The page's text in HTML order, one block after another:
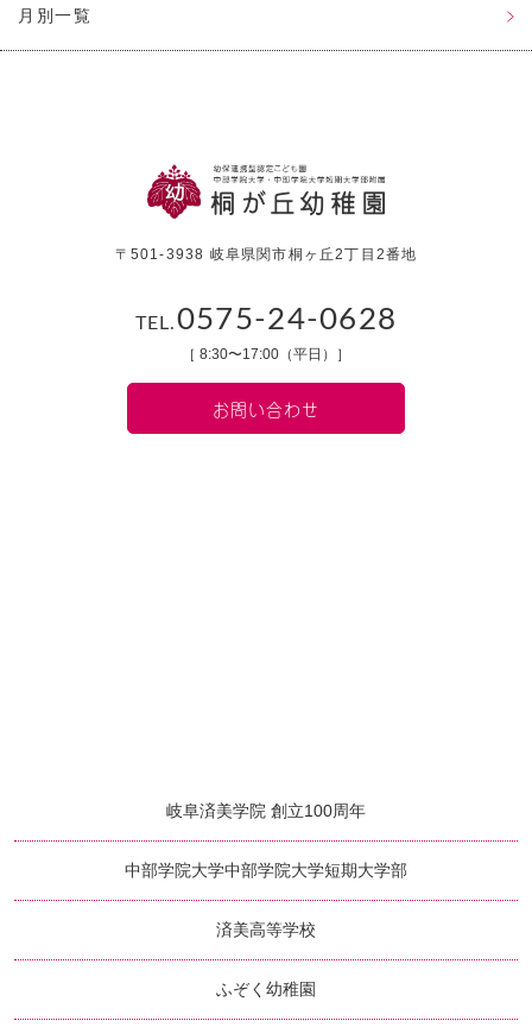
月別一覧
〒501-3938 岐阜県関市桐ヶ丘2丁目2番地
TEL.0575-24-0628
［ 8:30〜17:00（平日）］
お問い合わせ
岐阜済美学院 創立100周年
中部学院大学中部学院大学短期大学部
済美高等学校
ふぞく幼稚園